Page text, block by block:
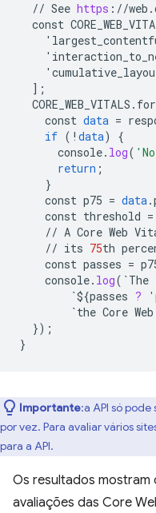
// See https : //web .
const
] ;
CORE_WEB_VITALS .
const data =
if ( ! data)
{
console. log(
return ;
}
const p75 = data.
const threshold =
// A Core Web
// its 75th
const passes =
console. log( `The
`${passes ?
`the Core Web
});
}
Importante:a API só
por vez. Para avaliar vários
para a API.
Os resultados mostram
avaliações das Core